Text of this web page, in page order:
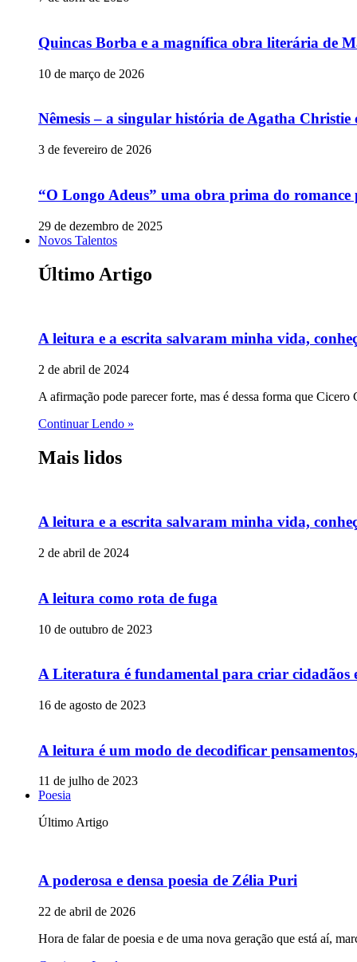
Quincas Borba e a magnífica obra literária de
10 de março de 2026
Nêmesis – a singular história de Agatha
3 de fevereiro de 2026
“O Longo Adeus” uma obra prima do
29 de dezembro de 2025
Novos Talentos
Último Artigo
A leitura e a escrita salvaram minha vida,
2 de abril de 2024
A afirmação pode parecer forte, mas é dessa forma que
Continuar Lendo »
Mais lidos
A leitura e a escrita salvaram minha vida,
2 de abril de 2024
A leitura como rota de fuga
10 de outubro de 2023
A Literatura é fundamental para criar cidadãos
16 de agosto de 2023
A leitura é um modo de decodificar
11 de julho de 2023
Poesia
Último Artigo
A poderosa e densa poesia de Zélia Puri
22 de abril de 2026
Hora de falar de poesia e de uma nova geração que está aí,